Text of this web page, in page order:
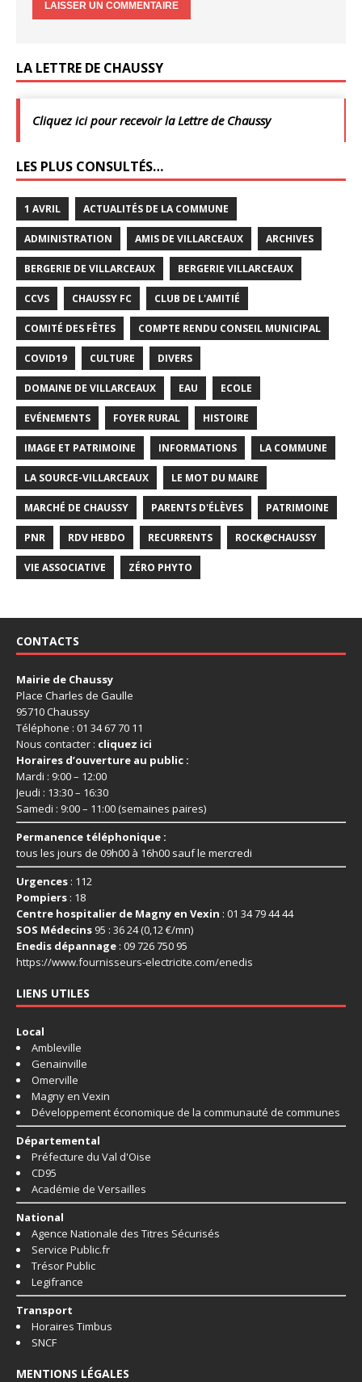
LA LETTRE DE CHAUSSY
Cliquez ici pour recevoir la Lettre de Chaussy
LES PLUS CONSULTÉS…
1 AVRIL ACTUALITÉS DE LA COMMUNE
ADMINISTRATION AMIS DE VILLARCEAUX ARCHIVES
BERGERIE DE VILLARCEAUX BERGERIE VILLARCEAUX
CCVS CHAUSSY FC CLUB DE L'AMITIÉ
COMITÉ DES FÊTES COMPTE RENDU CONSEIL MUNICIPAL
COVID19 CULTURE DIVERS
DOMAINE DE VILLARCEAUX EAU ECOLE
EVÉNEMENTS FOYER RURAL HISTOIRE
IMAGE ET PATRIMOINE INFORMATIONS LA COMMUNE
LA SOURCE-VILLARCEAUX LE MOT DU MAIRE
MARCHÉ DE CHAUSSY PARENTS D'ÉLÈVES PATRIMOINE
PNR RDV HEBDO RECURRENTS ROCK@CHAUSSY
VIE ASSOCIATIVE ZÉRO PHYTO
CONTACTS
Mairie de Chaussy
Place Charles de Gaulle
95710 Chaussy
Téléphone : 01 34 67 70 11
Nous contacter : cliquez ici
Horaires d’ouverture au public :
Mardi : 9:00 – 12:00
Jeudi : 13:30 – 16:30
Samedi : 9:00 – 11:00 (semaines paires)
Permanence téléphonique :
tous les jours de 09h00 à 16h00 sauf le mercredi
Urgences : 112
Pompiers : 18
Centre hospitalier de Magny en Vexin : 01 34 79 44 44
SOS Médecins 95 : 36 24 (0,12 €/mn)
Enedis dépannage : 09 726 750 95
https://www.fournisseurs-electricite.com/enedis
LIENS UTILES
Local
Ambleville
Genainville
Omerville
Magny en Vexin
Développement économique de la communauté de communes
Départemental
Préfecture du Val d'Oise
CD95
Académie de Versailles
National
Agence Nationale des Titres Sécurisés
Service Public.fr
Trésor Public
Legifrance
Transport
Horaires Timbus
SNCF
MENTIONS LÉGALES